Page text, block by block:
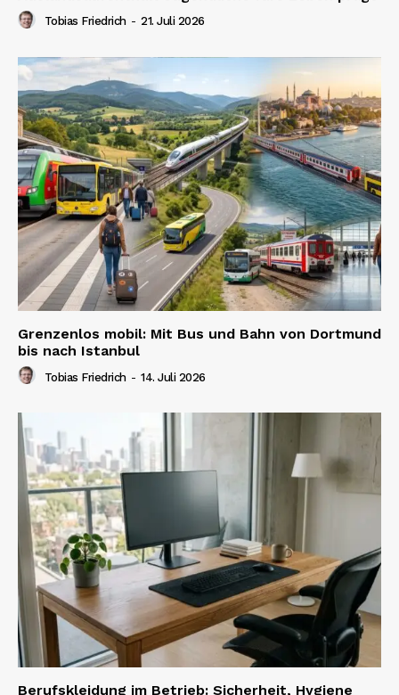
Tobias Friedrich - 21. Juli 2026
Grenzenlos mobil: Mit Bus und Bahn von Dortmund
bis nach Istanbul
Tobias Friedrich - 14. Juli 2026
Berufskleidung im Betrieb: Sicherheit, Hygiene